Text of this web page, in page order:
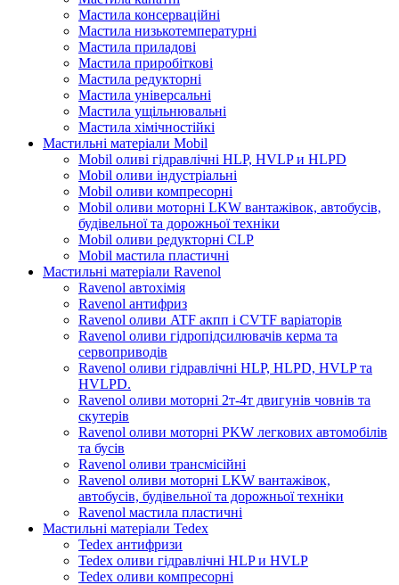
Мастила консерваційні
Мастила низькотемпературні
Мастила приладові
Мастила приробіткові
Мастила редукторні
Мастила універсальні
Мастила ущільнювальні
Мастила хімічностійкі
Мастильні матеріали Mobil
Mobil оливі гідравлічні HLP, HVLP и HLPD
Mobil оливи індустріальні
Mobil оливи компресорні
Mobil оливи моторні LKW вантажівок, автобусів,
будівельної та дорожньої техніки
Mobil оливи редукторні CLP
Mobil мастила пластичні
Мастильні матеріали Ravenol
Ravenol автохімія
Ravenol антифриз
Ravenol оливи ATF акпп і CVTF варіаторів
Ravenol оливи гідропідсилювачів керма та
сервоприводів
Ravenol оливи гідравлічні HLP, HLPD, HVLP та
HVLPD.
Ravenol оливи моторні 2т-4т двигунів човнів та
скутерів
Ravenol оливи моторні PKW легкових автомобілів
та бусів
Ravenol оливи трансмісійні
Ravenol оливи моторні LKW вантажівок,
автобусів, будівельної та дорожньої техніки
Ravenol мастила пластичні
Мастильні матеріали Tedex
Tedex антифризи
Tedex оливи гідравлічні HLP и HVLP
Tedex оливи компресорні